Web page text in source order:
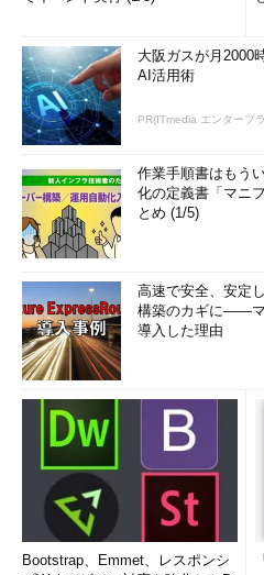
大阪ガスが月
AI活用術
PR(ITmedia エンタープ
作業手順書はもう
化の定義書「マニ
とめ (1/5)
高速で安全、安定
構築のカギに――マ
導入した理由
Bootstrap、Emmet、レスポンシ